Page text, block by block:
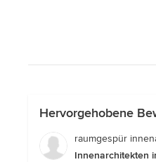
Hervorgehobene
raumgespür
Innenarchitekten